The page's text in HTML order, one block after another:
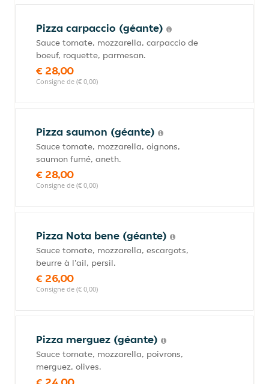
Pizza carpaccio (géante)
Sauce tomate, mozzarella, carpaccio de
boeuf, roquette, parmesan.
€ 28,00
Consigne de (€ 0,00)
Pizza saumon (géante)
Sauce tomate, mozzarella, oignons,
saumon fumé, aneth.
€ 28,00
Consigne de (€ 0,00)
Pizza Nota bene (géante)
Sauce tomate, mozzarella, escargots,
beurre à l'ail, persil.
€ 26,00
Consigne de (€ 0,00)
Pizza merguez (géante)
Sauce tomate, mozzarella, poivrons,
merguez, olives.